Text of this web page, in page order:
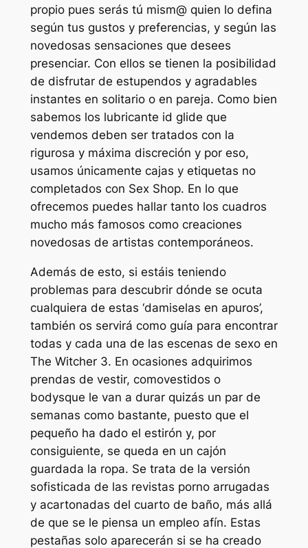
propio pues serás tú mism@ quien lo defina
según tus gustos y preferencias, y según las
novedosas sensaciones que desees
presenciar. Con ellos se tienen la posibilidad
de disfrutar de estupendos y agradables
instantes en solitario o en pareja. Como bien
sabemos los lubricante id glide que
vendemos deben ser tratados con la
rigurosa y máxima discreción y por eso,
usamos únicamente cajas y etiquetas no
completados con Sex Shop. En lo que
ofrecemos puedes hallar tanto los cuadros
mucho más famosos como creaciones
novedosas de artistas contemporáneos.
Además de esto, si estáis teniendo
problemas para descubrir dónde se ocuta
cualquiera de estas ‘damiselas en apuros’,
también os servirá como guía para encontrar
todas y cada una de las escenas de sexo en
The Witcher 3. En ocasiones adquirimos
prendas de vestir, comovestidos o
bodysque le van a durar quizás un par de
semanas como bastante, puesto que el
pequeño ha dado el estirón y, por
consiguiente, se queda en un cajón
guardada la ropa. Se trata de la versión
sofisticada de las revistas porno arrugadas
y acartonadas del cuarto de baño, más allá
de que se le piensa un empleo afín. Estas
pestañas solo aparecerán si se ha creado